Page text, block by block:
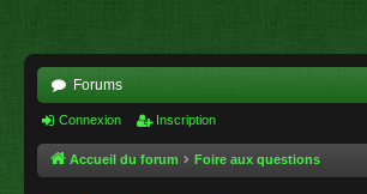
Forums
Connexion Inscription
Accueil du forum Foire aux questions